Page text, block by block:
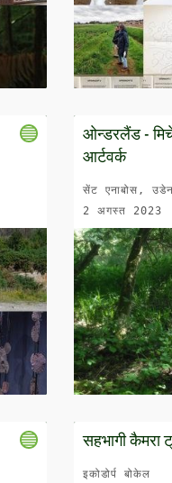
ओन्डरलैंड -
आर्टवर्क
सेंट एनाबोस,
2 अगस्त 2023
सहभागी कैमरा
इकोडोर्प बोकेल